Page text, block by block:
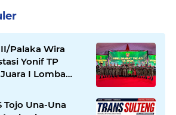
Palaka Wira
Yonif TP
I Lomba
Apel Dansat
Tojo Una-Una